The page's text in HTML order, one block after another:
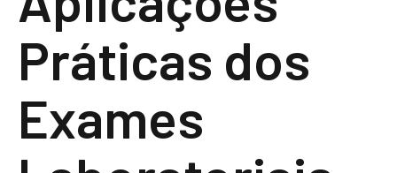
Práticas dos
Exames